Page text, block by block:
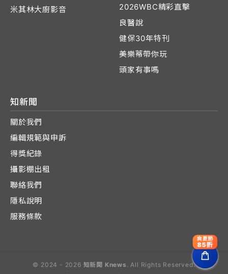
米其林大廚影音
2026WBC精彩直擊
良醫說
健保30年特刊
美樂蒂帶你玩
頭家有事嗎
知新聞
關於我們
編輯規範與申訴
得獎紀錄
攝影棚出租
聯絡我們
隱私說明
服務條款
© 2024 - 2026 知新聞 Knews . All Rights Reserved.
爽夏節
85折